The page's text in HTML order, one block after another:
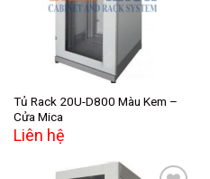
Tủ Rack 20U-D800 Màu Kem –
Cửa Mica
Liên hệ